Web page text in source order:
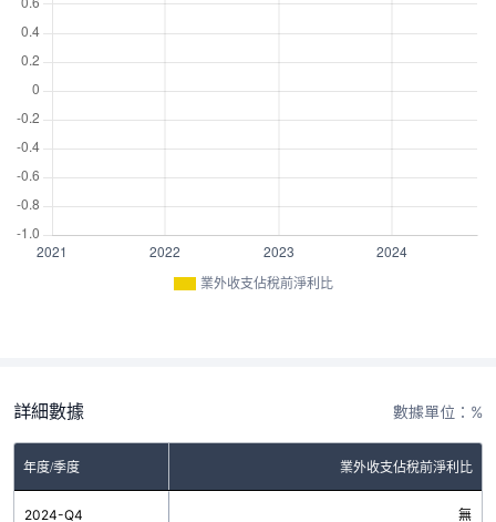
業外收支佔稅前淨利比
詳細數據 數據單位：%
年度/季度 業外收支佔稅前淨利比
2024-Q4 無